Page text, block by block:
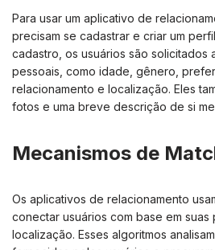
Para usar um aplicativo de
precisam se cadastrar e criar um
cadastro, os usuários são solicitados
pessoais, como idade, gênero,
relacionamento e localização. Eles
fotos e uma breve descrição de si
Mecanismos de
Os aplicativos de relacionamento
conectar usuários com base em
localização. Esses algoritmos